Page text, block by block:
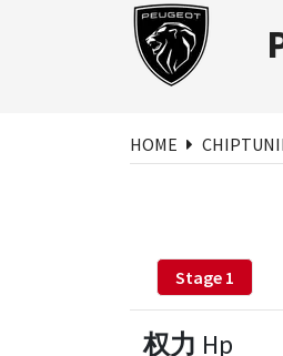
HOME
Stage 1
权力 Hp